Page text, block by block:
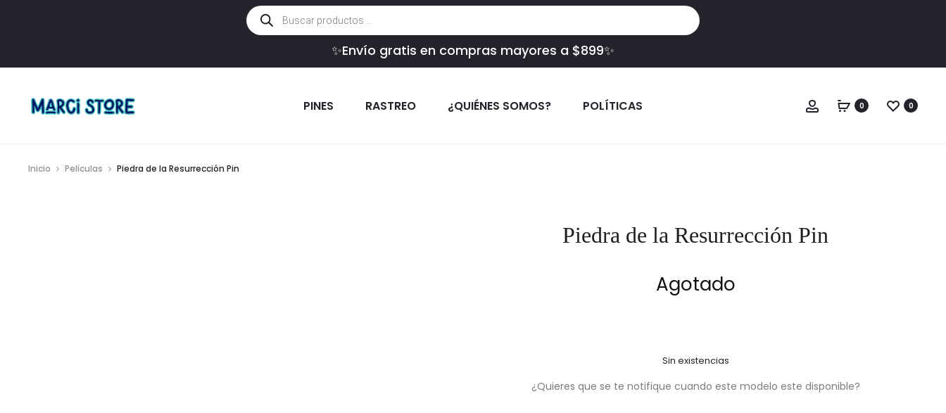
Búsqueda
de
productos
✨Envío gratis en compras mayores a $899✨
PINES RASTREO ¿QUIÉNES SOMOS? POLÍTICAS Cuenta
0 0
Inicio Películas Piedra de la Resurrección Pin
Piedra de la Resurrección Pin
Agotado
Sin existencias
¿Quieres que se te notifique cuando este modelo este disponible?